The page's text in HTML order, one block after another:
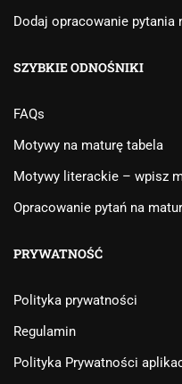
Dodaj opracowanie pytania
SZYBKIE ODNOŚNIKI
FAQs
Motywy na maturę tabela
Motywy literackie – wpisz
Opracowanie pytań na
PRYWATNOŚĆ
Polityka prywatności
Regulamin
Polityka Prywatności